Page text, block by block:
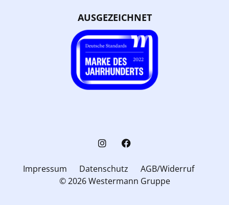
AUSGEZEICHNET
Impressum Datenschutz
AGB/Widerruf
© 2026 Westermann Gruppe